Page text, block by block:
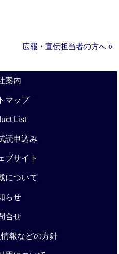
広報・宣伝担当者の方へ »
案内
マップ
List
読申込み
ブサイト
について
らせ
合せ
報などの方針